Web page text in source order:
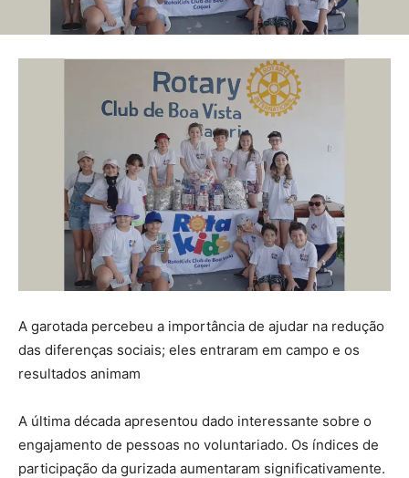
A garotada percebeu a importância de ajudar na redução
das diferenças sociais; eles entraram em campo e os
resultados animam
A última década apresentou dado interessante sobre o
engajamento de pessoas no voluntariado. Os índices de
participação da gurizada aumentaram significativamente.